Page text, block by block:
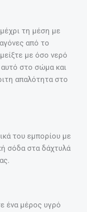
τη μέση με
από το
με όσο νερό
αυτό στο σώμα και
απαλότητα στο
του εμπορίου με
σόδα στα δάχτυλά
ένα μέρος υγρό